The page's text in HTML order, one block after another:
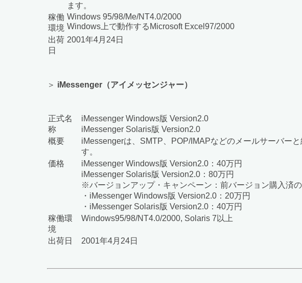
ます。
稼働
環境
Windows 95/98/Me/NT4.0/2000
Windows上で動作するMicrosoft Excel97/2000
出荷
日
2001年4月24日
＞ iMessenger（アイメッセンジャー）
正式名
称
iMessenger Windows版 Version2.0
iMessenger Solaris版 Version2.0
概要
iMessengerは、SMTP、POP/IMAPなどのメールサーバー
す。
価格
iMessenger Windows版 Version2.0：40万円
iMessenger Solaris版 Version2.0：80万円
※バージョンアップ・キャンペーン：前バージョン購入済
・iMessenger Windows版 Version2.0：20万円
・iMessenger Solaris版 Version2.0：40万円
稼働環
境
Windows95/98/NT4.0/2000, Solaris 7以上
出荷日 2001年4月24日